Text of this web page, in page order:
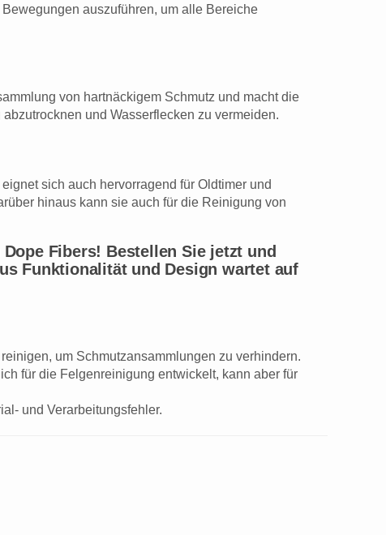
auszuführen, um alle Bereiche
von hartnäckigem Schmutz und macht die
und Wasserflecken zu vermeiden.
sich auch hervorragend für Oldtimer und
hinaus kann sie auch für die Reinigung von
Fibers! Bestellen Sie jetzt und
Funktionalität und Design wartet auf
um Schmutzansammlungen zu verhindern.
für die Felgenreinigung entwickelt, kann aber für
und Verarbeitungsfehler.